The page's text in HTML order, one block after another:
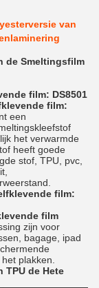
van
de Smeltingsfilm
film: DS8501
film:
een
het verwarmde
heeft goede
stof, TPU, pvc,
film:
film
zijn voor
bagage, ipad
plakken.
TPU de Hete